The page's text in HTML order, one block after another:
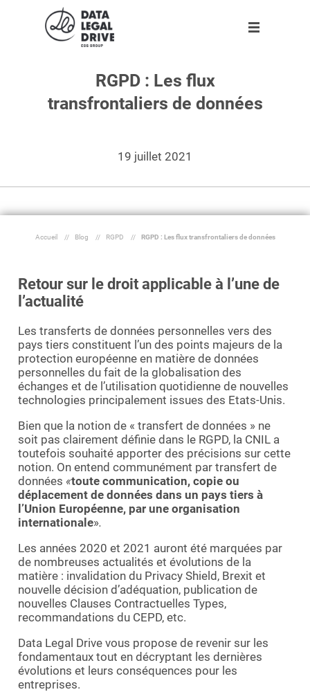
Dossier
Entreprise
Fr
RGPD : Les flux
transfrontaliers de données
19 juillet 2021
Accueil // Blog // RGPD // RGPD : Les flux transfrontaliers de données
Retour sur le droit applicable à l’une de
l’actualité
Les transferts de données personnelles vers des
pays tiers constituent l’un des points majeurs de la
protection européenne en matière de données
personnelles du fait de la globalisation des
échanges et de l’utilisation quotidienne de nouvelles
technologies principalement issues des Etats-Unis.
Bien que la notion de « transfert de données » ne
soit pas clairement définie dans le RGPD, la CNIL a
toutefois souhaité apporter des précisions sur cette
notion. On entend communément par transfert de
données «toute communication, copie ou
déplacement de données dans un pays tiers à
l’Union Européenne, par une organisation
internationale».
Les années 2020 et 2021 auront été marquées par
de nombreuses actualités et évolutions de la
matière : invalidation du Privacy Shield, Brexit et
nouvelle décision d’adéquation, publication de
nouvelles Clauses Contractuelles Types,
recommandations du CEPD, etc.
Data Legal Drive vous propose de revenir sur les
fondamentaux tout en décryptant les dernières
évolutions et leurs conséquences pour les
entreprises.